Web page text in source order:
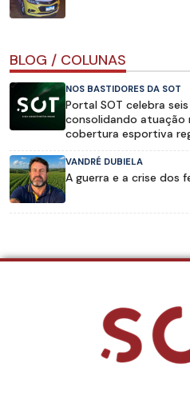
BLOG / COLUNAS
NOS BASTIDORES DA SOT
Portal SOT celebra
consolidando atuação
cobertura esportiva
VANDRÉ DUBIELA
A guerra e a crise dos